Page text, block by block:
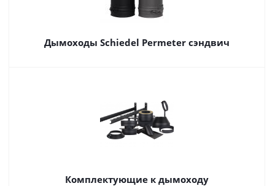
Дымоходы Schiedel Permeter сэндвич
Комплектующие к дымоходу